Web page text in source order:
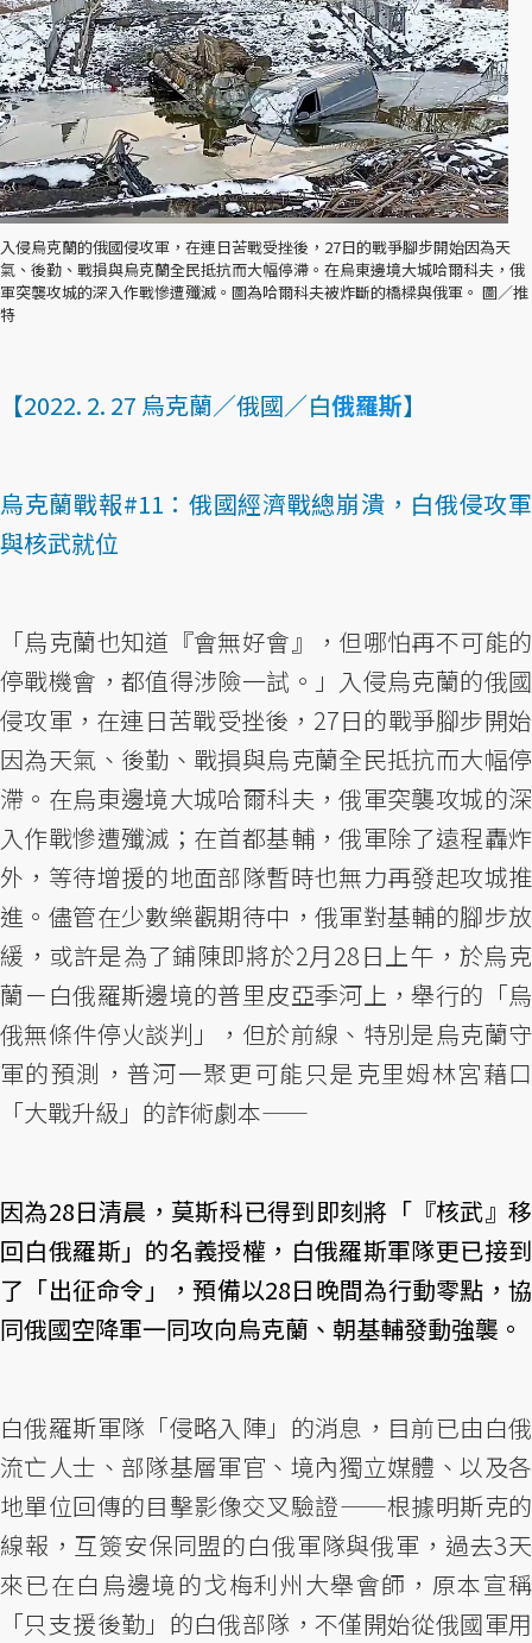
入侵烏克蘭的俄國侵攻軍，在連日苦戰受挫後，27日的戰爭腳步開始因為天
氣、後勤、戰損與烏克蘭全民抵抗而大幅停滯。在烏東邊境大城哈爾科夫，俄
軍突襲攻城的深入作戰慘遭殲滅。圖為哈爾科夫被炸斷的橋樑與俄軍。 圖／推
特
【2022. 2. 27 烏克蘭／俄國／白俄羅斯】
烏克蘭戰報#11：俄國經濟戰總崩潰，白俄侵攻軍
與核武就位
「烏克蘭也知道『會無好會』，但哪怕再不可能的
停戰機會，都值得涉險一試。」入侵烏克蘭的俄國
侵攻軍，在連日苦戰受挫後，27日的戰爭腳步開始
因為天氣、後勤、戰損與烏克蘭全民抵抗而大幅停
滯。在烏東邊境大城哈爾科夫，俄軍突襲攻城的深
入作戰慘遭殲滅；在首都基輔，俄軍除了遠程轟炸
外，等待增援的地面部隊暫時也無力再發起攻城推
進。儘管在少數樂觀期待中，俄軍對基輔的腳步放
緩，或許是為了鋪陳即將於2月28日上午，於烏克
蘭－白俄羅斯邊境的普里皮亞季河上，舉行的「烏
俄無條件停火談判」，但於前線、特別是烏克蘭守
軍的預測，普河一聚更可能只是克里姆林宮藉口
「大戰升級」的詐術劇本——
因為28日清晨，莫斯科已得到即刻將「『核武』移
回白俄羅斯」的名義授權，白俄羅斯軍隊更已接到
了「出征命令」，預備以28日晚間為行動零點，協
同俄國空降軍一同攻向烏克蘭、朝基輔發動強襲。
白俄羅斯軍隊「侵略入陣」的消息，目前已由白俄
流亡人士、部隊基層軍官、境內獨立媒體、以及各
地單位回傳的目擊影像交叉驗證——根據明斯克的
線報，互簽安保同盟的白俄軍隊與俄軍，過去3天
來已在白烏邊境的戈梅利州大舉會師，原本宣稱
「只支援後勤」的白俄部隊，不僅開始從俄國軍用